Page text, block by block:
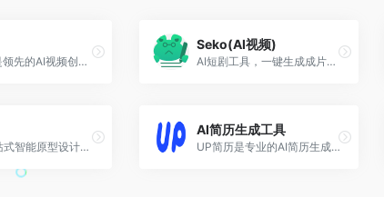
白日梦AI是领先的AI视频创作类AIGC创作平台，提供AI视频生成、AI视频编辑、AI视频制作等服务，帮助用户快速创作出高质量的AI视频内容。
Seko(AI视频)
AI短剧工具，一键生成成片，低成本批量产出短视频，让内容创作效率倍增，人人都能高效出片。
墨刀是一站式智能原型设计与产研协作平台，从原型工具升级为覆盖“想法-设计-协作-交付”的产品研发中枢。集成AI原型生成、AIPPT、白板、流程图、思维导图与UI设计能力，支持Axure/Sketch/Figma文件导入，帮助产品、设计、研发团队在云端高效协作，注册即可免费试用。
AI简历生成工具
UP简历是专业的AI简历生成在线制作工具，支持智能生成个性化简历内容，精准匹配岗位需求，涵盖各行业简历模板，可以在线编辑、免费下载使用，支持一键导出word/pdf等格式，全平台编辑适配，轻松完成个人简历制作。